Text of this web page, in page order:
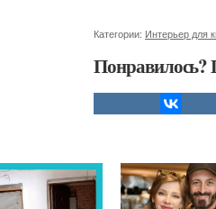
Категории: Интерьер для
Понравилось?